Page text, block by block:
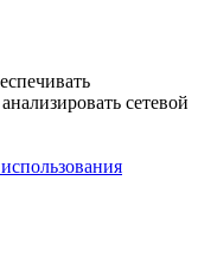
сетевой